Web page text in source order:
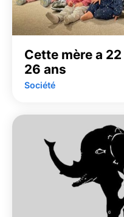
Cette mère a
26 ans
Société